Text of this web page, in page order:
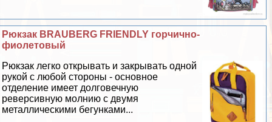
Рюкзак BRAUBERG FRIENDLY горчично-
фиолетовый
Рюкзак легко открывать и закрывать одной
рукой с любой стороны - основное
отделение имеет долговечную
реверсивную молнию с двумя
металлическими бегунками...